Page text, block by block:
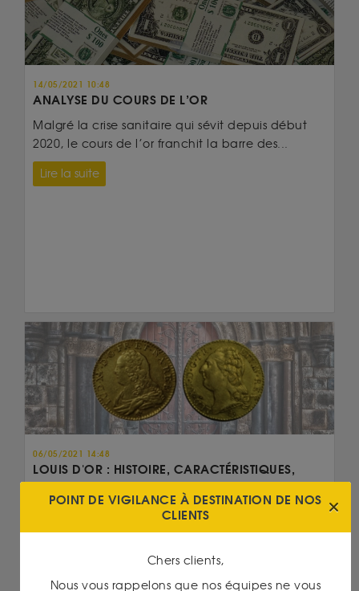
14/05/2021 10:48
ANALYSE DU COURS DE L’OR
Malgré la crise sanitaire qui sévit depuis début
2020, le cours de l’or franchit la barre des...
Lire la suite
06/05/2021 14:48
LOUIS D'OR : HISTOIRE, CARACTÉRISTIQUES,
VALEUR ET PRIX
Bien que dans le langage courant le terme de
Louis d'or fasse référence à l'ensemble des
Lire la suite
POINT DE VIGILANCE À DESTINATION DE NOS
CLIENTS
Chers clients,
Nous vous rappelons que nos équipes ne vous